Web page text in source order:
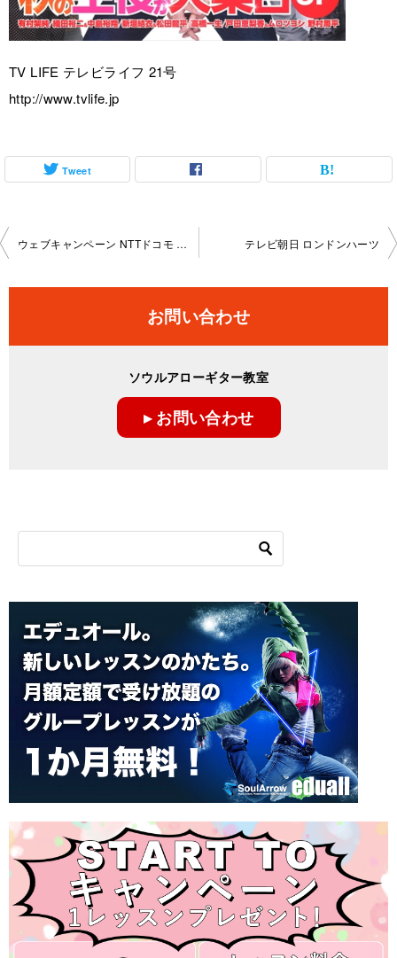
TV LIFE テレビライフ 21号
http://www.tvlife.jp
Tweet
投
ビ
ウェブキャンペーン NTTドコモ presents うた手紙 テレビ朝日 ロンドンハーツ
お問い合わせ
ソウルアローギター教室
▸ お問い合わせ